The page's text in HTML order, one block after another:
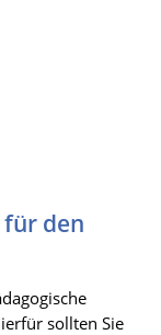
für den
sollten Sie